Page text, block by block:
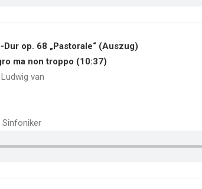
op. 68 „Pastorale“ (Auszug)
ma non troppo (10:37)
van
Sinfoniker